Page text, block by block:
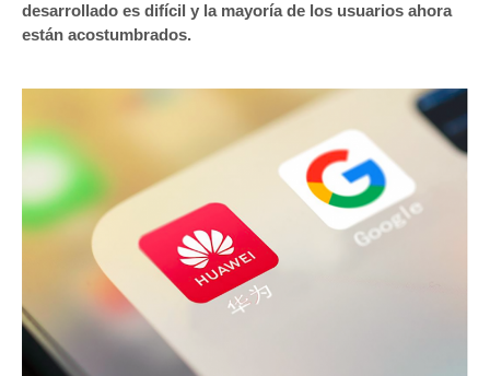
desarrollado es difícil y la mayoría de los usuarios ahora
están acostumbrados.